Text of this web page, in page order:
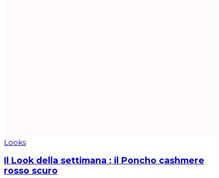
Looks
Il Look della settimana : il Poncho cashmere
rosso scuro